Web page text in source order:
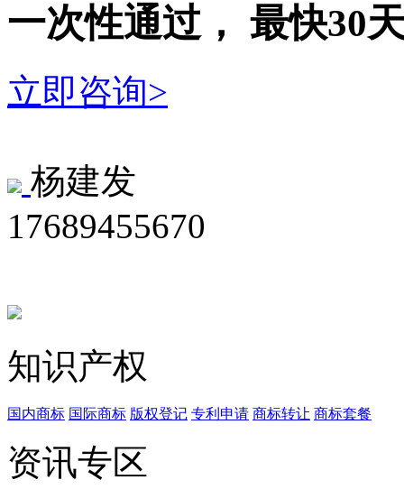
一次性通过， 最快30
立即咨询>
杨建发
17689455670
知识产权
国内商标 国际商标 版权登记 专利申请 商标转让 商标套餐
资讯专区